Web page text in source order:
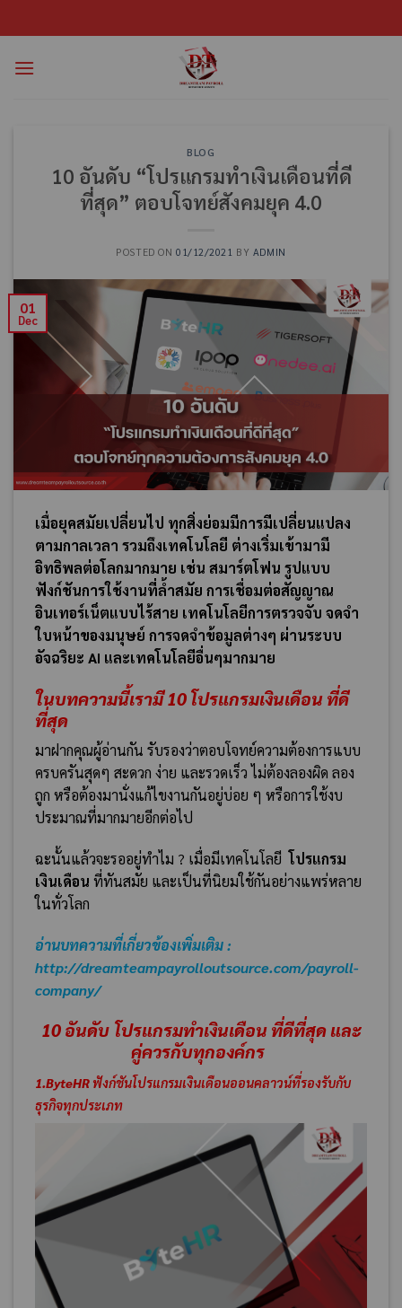
BLOG
10 อันดับ “โปรแกรมทำเงินเดือนที่ดี
ที่สุด” ตอบโจทย์สังคมยุค 4.0
POSTED ON 01/12/2021 BY ADMIN
01
Dec
เมื่อยุคสมัยเปลี่ยนไป ทุกสิ่งย่อมมีการมีเปลี่ยนแปลง
ตามกาลเวลา รวมถึงเทคโนโลยี ต่างเริ่มเข้ามามี
อิทธิพลต่อโลกมากมาย เช่น สมาร์ตโฟน รูปแบบ
ฟังก์ชันการใช้งานที่ล้ำสมัย การเชื่อมต่อสัญญาณ
อินเทอร์เน็ตแบบไร้สาย เทคโนโลยีการตรวจจับ จดจำ
ใบหน้าของมนุษย์ การจดจำข้อมูลต่างๆ ผ่านระบบ
อัจฉริยะ AI และเทคโนโลยีอื่นๆมากมาย
ในบทความนี้เรามี10 โปรแกรมเงินเดือน ที่ดี
ที่สุด
มาฝากคุณผู้อ่านกัน รับรองว่าตอบโจทย์ความต้องการแบบ
ครบครันสุดๆ สะดวก ง่าย และรวดเร็ว ไม่ต้องลองผิด ลอง
ถูก หรือต้องมานั่งแก้ไขงานกันอยู่บ่อย ๆ หรือการใช้งบ
ประมาณที่มากมายอีกต่อไป
ฉะนั้นแล้วจะรออยู่ทำไม ? เมื่อมีเทคโนโลยี โปรแกรม
เงินเดือน ที่ทันสมัย และเป็นที่นิยมใช้กันอย่างแพร่หลาย
ในทั่วโลก
อ่านบทความที่เกี่ยวข้องเพิ่มเติม :
http://dreamteampayrolloutsource.com/payroll-
company/
10 อันดับ โปรแกรมทำเงินเดือน ที่ดีที่สุด และ
คู่ควรกับทุกองค์กร
1.ByteHR ฟังก์ชันโปรแกรมเงินเดือนออนคลาวน์ที่รองรับกับ
ธุรกิจทุกประเภท